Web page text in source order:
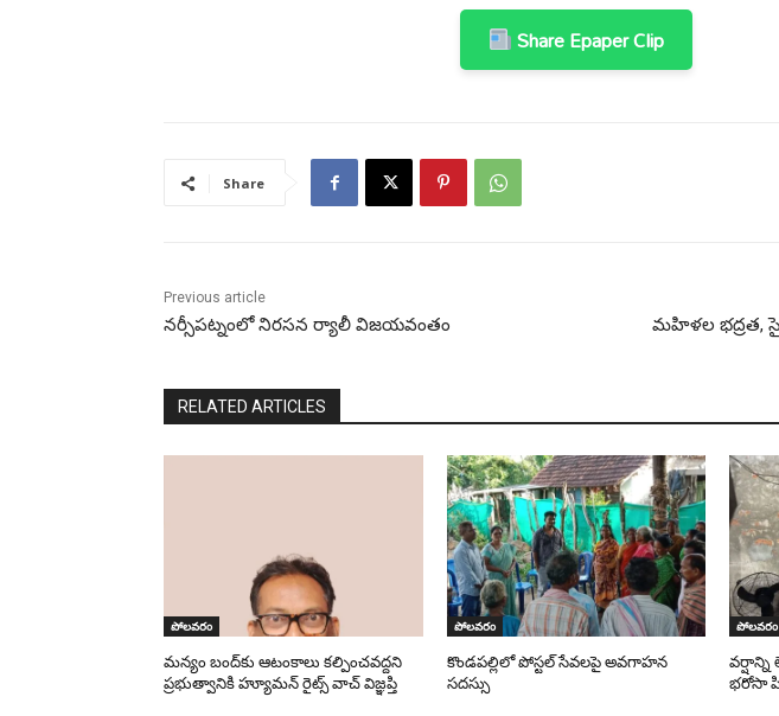
Share Epaper Clip
Share
Previous article
నర్సీపట్నంలో నిరసన ర్యాలీ విజయవంతం మహిళల భద్రత,
RELATED ARTICLES
పోలవరం
మన్యం బంద్‌కు ఆటంకాలు కల్పించవద్దని
ప్రభుత్వానికి హ్యూమన్ రైట్స్ వాచ్ విజ్ఞప్తి
పోలవరం
కొండపల్లిలో పోస్టల్ సేవలపై అవగాహన
సదస్సు
పోలవరం
భరోసా